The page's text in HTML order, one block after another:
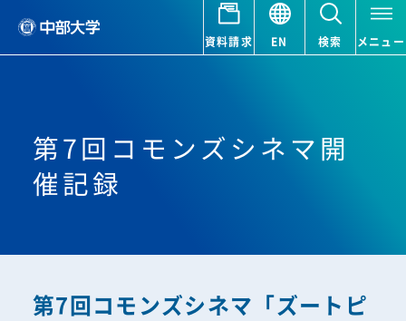
資料請求 EN 検索 メニュー
第7回コモンズシネマ開
催記録
第7回コモンズシネマ「ズートピ